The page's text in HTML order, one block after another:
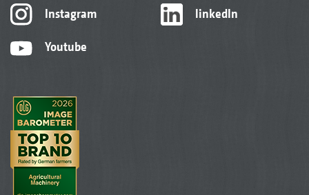
Instagram
Youtube
linkedIn